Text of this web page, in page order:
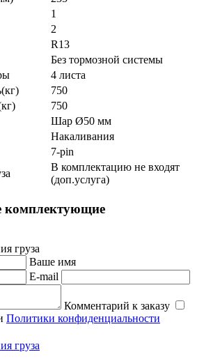
1
2
R13
Без тормозной системы
4 листа
750
750
Шар Ø50 мм
Накаливания
7-pin
В комплектацию не входят
(доп.услуга)
комплектующие
груза
Ваше имя
E-mail
Комментарий к заказу
Политики конфиденциальности
груза